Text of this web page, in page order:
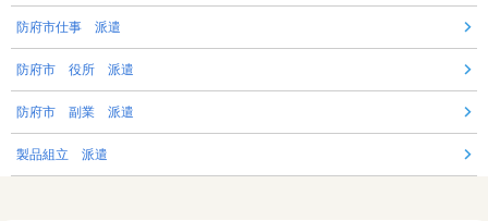
防府市仕事 派遣
防府市 役所 派遣
防府市 副業 派遣
製品組立 派遣